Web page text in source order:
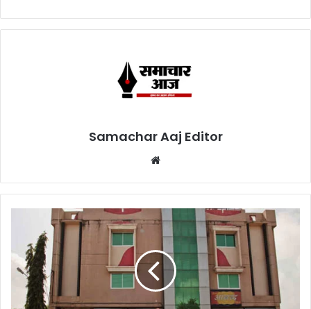
Samachar Aaj Editor